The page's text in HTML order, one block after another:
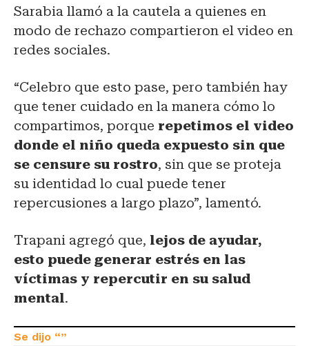
Sarabia llamó a la cautela a quienes en
modo de rechazo compartieron el video en
redes sociales.
“Celebro que esto pase, pero también hay
que tener cuidado en la manera cómo lo
compartimos, porque repetimos el video
donde el niño queda expuesto sin que
se censure su rostro, sin que se proteja
su identidad lo cual puede tener
repercusiones a largo plazo”, lamentó.
Trapani agregó que, lejos de ayudar,
esto puede generar estrés en las
víctimas y repercutir en su salud
mental.